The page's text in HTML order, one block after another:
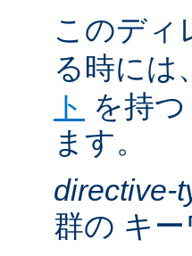
このディ
る時には
ト を持
ます。
directive-
群の キ